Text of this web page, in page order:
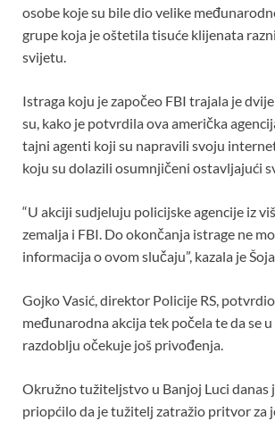
osobe koje su bile dio velike
grupe koja je oštetila tisuće klijenata
svijetu.
Istraga koju je započeo FBI trajala je
su, kako je potvrdila ova američka
tajni agenti koji su napravili svoju
koju su dolazili osumnjičeni ostavljajući
“U akciji sudjeluju policijske agencije iz
zemalja i FBI. Do okončanja istrage ne
informacija o ovom slučaju”, kazala je
Gojko Vasić, direktor Policije RS,
međunarodna akcija tek počela te da se
razdoblju očekuje još privođenja.
Okružno tužiteljstvo u Banjoj Luci danas
priopćilo da je tužitelj zatražio pritvor za